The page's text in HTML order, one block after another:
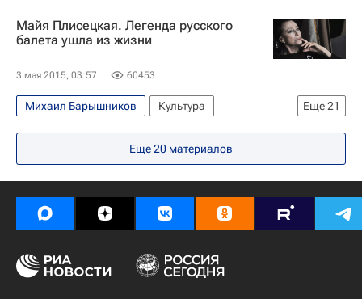
Европа
Латвия
Весь мир
Иосиф Бродский
Майя Плисецкая. Легенда русского
балета ушла из жизни
3 мая 2015, 03:57 60453
Еще21
Михаил Барышников
Культура
Скончалась балерина Майя Плисецкая
Мюнхен Германия
Бавария
Весь мир
Европа
Владимир Путин
Анастасия Волочкова
Светлана Захарова
Михаил Швыдкой
Родион Щедрин
Майя Плисецкая
Диана Вишнева
Николай Цискаридзе
Владимир Мединский
Еще20 материалов